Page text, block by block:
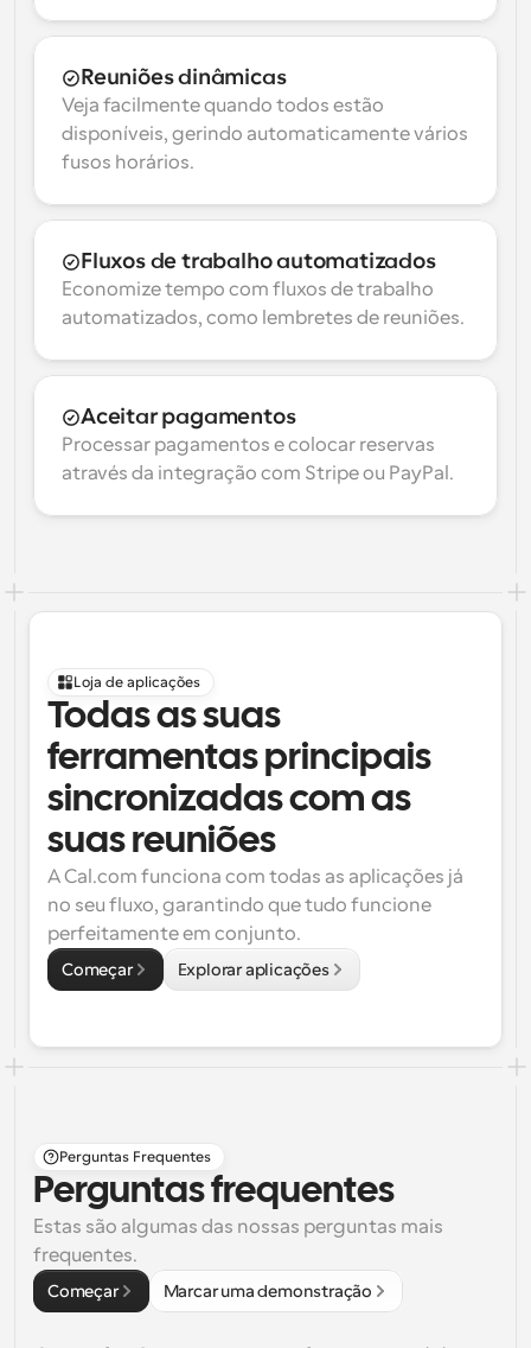
Reuniões dinâmicas
Veja facilmente quando todos estão
disponíveis, gerindo automaticamente vários
fusos horários.
Fluxos de trabalho automatizados
Economize tempo com fluxos de trabalho
automatizados, como lembretes de reuniões.
Aceitar pagamentos
Processar pagamentos e colocar reservas
através da integração com Stripe ou PayPal.
Loja de aplicações
Todas as suas
ferramentas principais
sincronizadas com as
suas reuniões
A Cal.com funciona com todas as aplicações já
no seu fluxo, garantindo que tudo funcione
perfeitamente em conjunto.
Começar Explorar aplicações
Perguntas Frequentes
Perguntas frequentes
Estas são algumas das nossas perguntas mais
frequentes.
Começar Marcar uma demonstração